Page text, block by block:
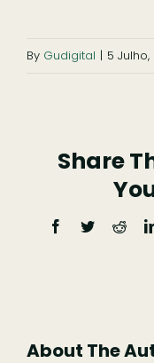
By Gudigital | 5 Julho,
Share
Facebook
Twitter
About The